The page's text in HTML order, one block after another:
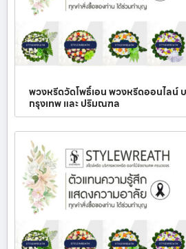
พวงหรีดวัดโพธิ์เอน พวงหรีดออนไลน์
กรุงเทพ และ ปริมณฑล